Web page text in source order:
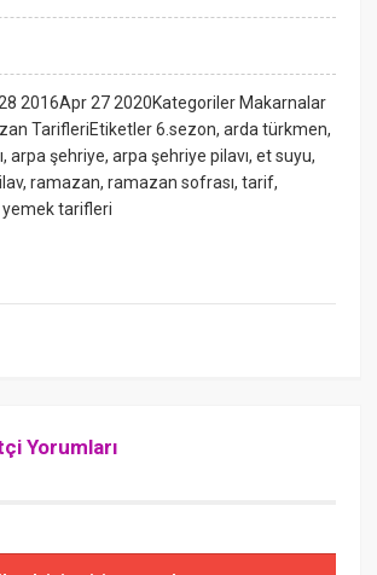
2016Apr 27 2020Kategoriler Makarnalar
TarifleriEtiketler 6.sezon, arda türkmen,
arpa şehriye, arpa şehriye pilavı, et suyu,
ramazan, ramazan sofrası, tarif,
tarifleri
Yorumları